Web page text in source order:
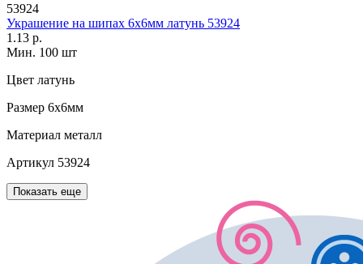
53924
Украшение на шипах 6х6мм латунь 53924
1.13 р.
Мин. 100 шт
Цвет латунь
Размер 6х6мм
Материал металл
Артикул 53924
Показать еще